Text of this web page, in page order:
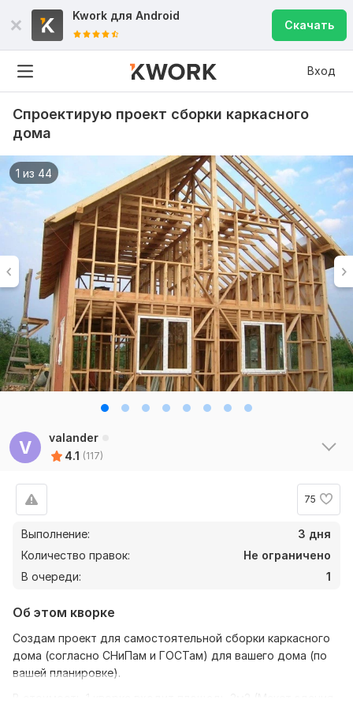
Kwork для Android
Скачать
Вход
Спроектирую проект сборки каркасного
дома
1 из 44
V
valander
4.1 (117)
75
Выполнение:
3 дня
Количество правок:
Не ограничено
В очереди:
1
Об этом кворке
Создам проект для самостоятельной сборки каркасного
дома (согласно СНиПам и ГОСТам) для вашего дома (по
вашей планировке).
3
U urapalagin 4 месяца назад
Всё чётко. Спасибо!